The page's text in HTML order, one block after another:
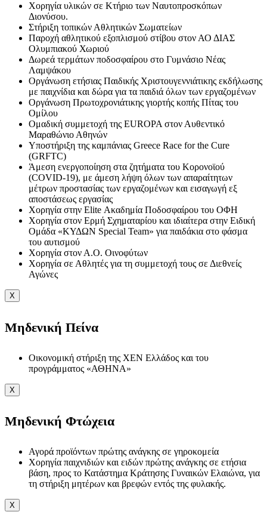
Χορηγία υλικών σε Κτήριο των Ναυτοπροσκόπων
Διονύσου.
Στήριξη τοπικών Αθλητικών Σωματείων
Παροχή αθλητικού εξοπλισμού στίβου στον ΑΟ ΔΙΑΣ
Ολυμπιακού Χωριού
Δωρεά τερμάτων ποδοσφαίρου στο Γυμνάσιο Νέας
Λαμψάκου
Οργάνωση ετήσιας Παιδικής Χριστουγεννιάτικης εκδήλωσης
με παιχνίδια και δώρα για τα παιδιά όλων των εργαζομένων
Οργάνωση Πρωτοχρονιάτικης γιορτής κοπής Πίτας του
Ομίλου
Ομαδική συμμετοχή της EUROPA στον Αυθεντικό
Μαραθώνιο Αθηνών
Υποστήριξη της καμπάνιας Greece Race for the Cure
(GRFTC)
Άμεση ενεργοποίηση στα ζητήματα του Κορονοϊού
(COVID-19), με άμεση λήψη όλων των απαραίτητων
μέτρων προστασίας των εργαζομένων και εισαγωγή εξ
αποστάσεως εργασίας
Χορηγία στην Elite Ακαδημία Ποδοσφαίρου του ΟΦΗ
Χορηγία στον Ερμή Σχηματαρίου και ιδιαίτερα στην Ειδική
Ομάδα «ΚΥΔΩΝ Special Team» για παιδάκια στο φάσμα
του αυτισμού
Χορηγία στον Α.Ο. Οινοφύτων
Χορηγία σε Αθλητές για τη συμμετοχή τους σε Διεθνείς
Αγώνες
X
Μηδενική Πείνα
Οικονομική στήριξη της ΧΕΝ Ελλάδος και του
προγράμματος «ΑΘΗΝΑ»
X
Μηδενική Φτώχεια
Αγορά προϊόντων πρώτης ανάγκης σε γηροκομεία
Χορηγία παιχνιδιών και ειδών πρώτης ανάγκης σε ετήσια
βάση, προς το Κατάστημα Κράτησης Γυναικών Ελαιώνα, για
τη στήριξη μητέρων και βρεφών εντός της φυλακής.
X